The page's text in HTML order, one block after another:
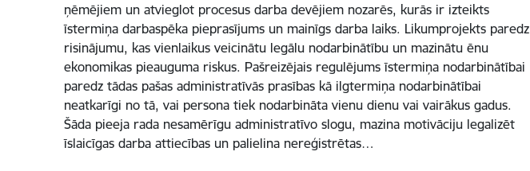
ņēmējiem un atvieglot procesus darba devējiem nozarēs, kurās ir izteikts
īstermiņa darbaspēka pieprasījums un mainīgs darba laiks. Likumprojekts paredz
risinājumu, kas vienlaikus veicinātu legālu nodarbinātību un mazinātu ēnu
ekonomikas pieauguma riskus. Pašreizējais regulējums īstermiņa nodarbinātībai
paredz tādas pašas administratīvās prasības kā ilgtermiņa nodarbinātībai
neatkarīgi no tā, vai persona tiek nodarbināta vienu dienu vai vairākus gadus.
Šāda pieeja rada nesamērīgu administratīvo slogu, mazina motivāciju legalizēt
īslaicīgas darba attiecības un palielina nereģistrētas…